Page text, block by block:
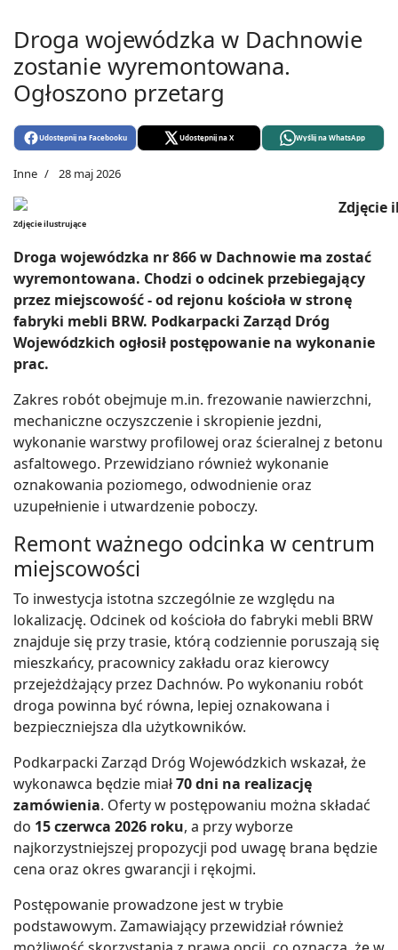
Droga wojewódzka w Dachnowie
zostanie wyremontowana.
Ogłoszono przetarg
Udostępnij na Facebooku Udostępnij na X Wyślij na WhatsApp
Inne 28 maj 2026
Zdjęcie ilustrujące
Droga wojewódzka nr 866 w Dachnowie ma zostać
wyremontowana. Chodzi o odcinek przebiegający
przez miejscowość - od rejonu kościoła w stronę
fabryki mebli BRW. Podkarpacki Zarząd Dróg
Wojewódzkich ogłosił postępowanie na wykonanie
prac.
Zakres robót obejmuje m.in. frezowanie nawierzchni,
mechaniczne oczyszczenie i skropienie jezdni,
wykonanie warstwy profilowej oraz ścieralnej z betonu
asfaltowego. Przewidziano również wykonanie
oznakowania poziomego, odwodnienie oraz
uzupełnienie i utwardzenie poboczy.
Remont ważnego odcinka w centrum
miejscowości
To inwestycja istotna szczególnie ze względu na
lokalizację. Odcinek od kościoła do fabryki mebli BRW
znajduje się przy trasie, którą codziennie poruszają się
mieszkańcy, pracownicy zakładu oraz kierowcy
przejeżdżający przez Dachnów. Po wykonaniu robót
droga powinna być równa, lepiej oznakowana i
bezpieczniejsza dla użytkowników.
Podkarpacki Zarząd Dróg Wojewódzkich wskazał, że
wykonawca będzie miał70 dni na realizację
zamówienia. Oferty w postępowaniu można składać
do 15 czerwca 2026 roku, a przy wyborze
najkorzystniejszej propozycji pod uwagę brana będzie
cena oraz okres gwarancji i rękojmi.
Postępowanie prowadzone jest w trybie
podstawowym. Zamawiający przewidział również